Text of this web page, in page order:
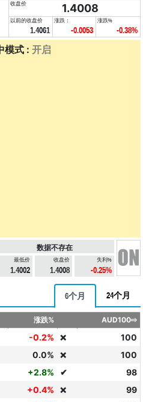
收盘价 1.4008
以前的收盘价
1.4061
涨跌：
-0.0053
涨跌%
-0.38%
模式 : 开启
数据不存在
最低价
1.4002
收盘价
1.4008
失利%
-0.25%
6个月 24个月
涨跌% AUD100⇨
-0.2% ❌
100
0.0% ❌
100
+2.8% ✔
98
+0.4% ❌
99